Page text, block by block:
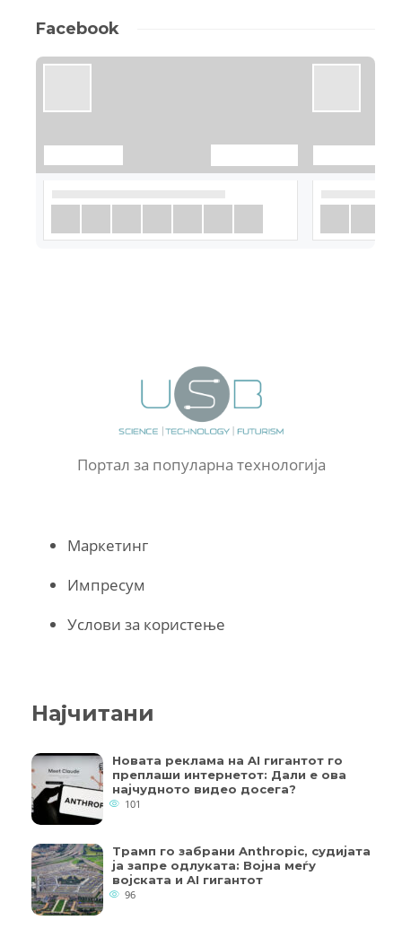
Facebook
Портал за популарна технологија
Маркетинг
Импресум
Услови за користење
Најчитани
Новата реклама на AI гигантот го
преплаши интернетот: Дали е ова
најчудното видео досега?
101
Трамп го забрани Anthropic, судијата
ја запре одлуката: Војна меѓу
војската и AI гигантот
96